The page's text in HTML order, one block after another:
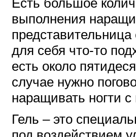
Есть большое
выполнения
для себя что-то
есть около
случае нужно
наращивать ногти
Гель – это